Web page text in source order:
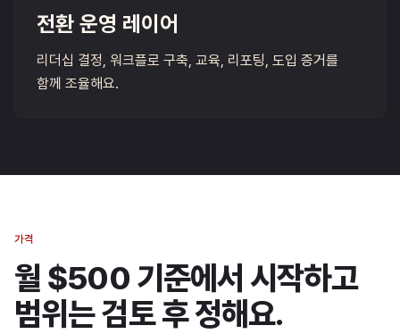
전환 운영 레이어
리더십 결정, 워크플로 구축, 교육, 리포팅, 도입 증거를
함께 조율해요.
가격
월 $500 기준에서 시작하고
범위는 검토 후 정해요.